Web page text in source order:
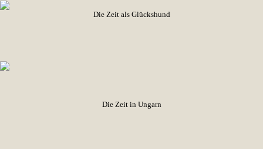
Die Zeit als Glückshund
Die Zeit in Ungarn